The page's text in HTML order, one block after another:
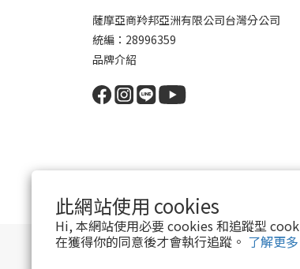
此網站使用 cookies
Hi, 本網站使用必要 cookies 和追蹤型
在獲得你的同意後才會執行追蹤。 了解更多
薩摩亞商羚邦亞洲有限公司台灣分公司
統編：28996359
品牌介紹